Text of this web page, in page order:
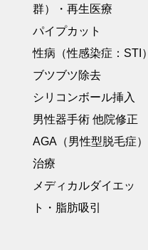
群）・再生医療
パイプカット
性病（性感染症：STI）
ブツブツ除去
シリコンボール挿入
男性器手術 他院修正
AGA（男性型脱毛症）
治療
メディカルダイエッ
ト・脂肪吸引